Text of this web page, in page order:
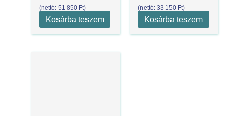
(nettó:51 850 Ft)
Kosárba teszem
(nettó: 33 150 Ft)
Kosárba teszem